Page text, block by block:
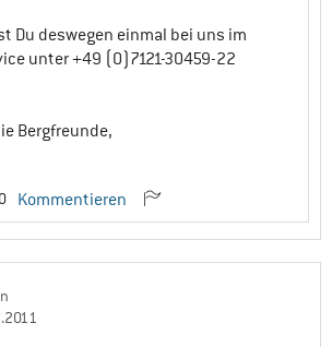
Du deswegen einmal bei uns im
unter +49 (0)7121-30459-22
Bergfreunde,
0 Kommentieren